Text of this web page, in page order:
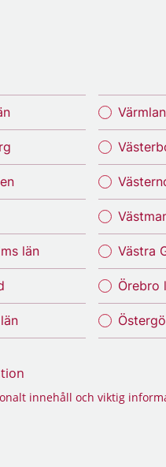
län Västra
Örebro
innehåll och viktig